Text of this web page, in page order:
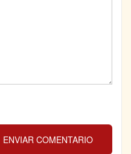
ENVIAR COMENTARIO